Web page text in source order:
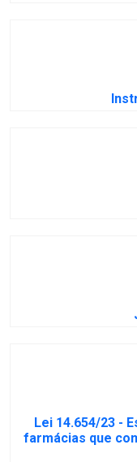
Lei 14.654/23 -
farmácias que